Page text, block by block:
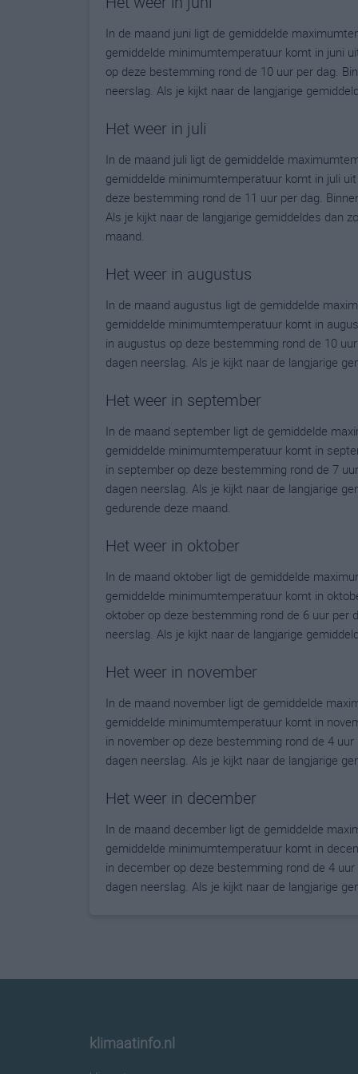
In de maand juni ligt de gemiddelde
gemiddelde minimumtemperatuur komt in juni
op deze bestemming rond de 10 uur per dag.
neerslag. Als je kijkt naar de langjarige
Het weer in juli
In de maand juli ligt de gemiddelde
gemiddelde minimumtemperatuur komt in juli
deze bestemming rond de 11 uur per dag.
Als je kijkt naar de langjarige gemiddeldes dan
maand.
Het weer in augustus
In de maand augustus ligt de gemiddelde
gemiddelde minimumtemperatuur komt in
in augustus op deze bestemming rond de 10
dagen neerslag. Als je kijkt naar de langjarige
Het weer in september
In de maand september ligt de gemiddelde
gemiddelde minimumtemperatuur komt in
in september op deze bestemming rond de 7
dagen neerslag. Als je kijkt naar de langjarige
gedurende deze maand.
Het weer in oktober
In de maand oktober ligt de gemiddelde
gemiddelde minimumtemperatuur komt in
oktober op deze bestemming rond de 6 uur per
neerslag. Als je kijkt naar de langjarige
Het weer in november
In de maand november ligt de gemiddelde
gemiddelde minimumtemperatuur komt in
in november op deze bestemming rond de 4
dagen neerslag. Als je kijkt naar de langjarige
Het weer in december
In de maand december ligt de gemiddelde
gemiddelde minimumtemperatuur komt in
in december op deze bestemming rond de 4
dagen neerslag. Als je kijkt naar de langjarige
klimaatinfo.nl